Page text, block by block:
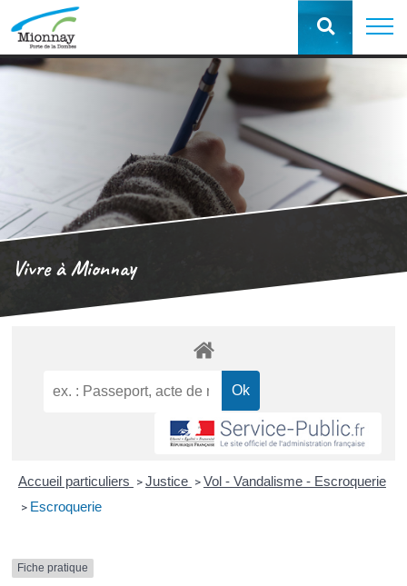
Vivre à Mionnay
Accueil particuliers > Justice > Vol - Vandalisme - Escroquerie
> Escroquerie
Fiche pratique